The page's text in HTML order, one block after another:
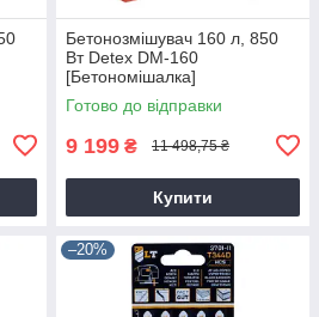
Бетонозмішувач 160 л, 850
Вт Detex DM-160
[Бетономішалка]
Готово до відправки
9 199 ₴ 11 498,75 ₴
Купити
–20%